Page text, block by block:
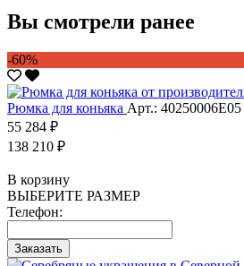
Вы смотрели ранее
-60%
Рюмка для коньяка Арт.: 40250006Е05
55 284 ₽
138 210 ₽
В корзину
ВЫБЕРИТЕ РАЗМЕР
Телефон:
Заказать